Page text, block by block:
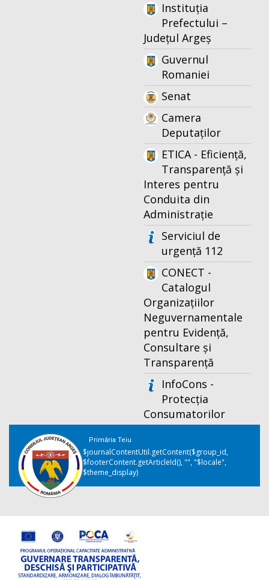
Instituția
Prefectului –
Județul Argeș
Guvernul
Romaniei
Senat
Camera
Deputaților
ETICA - Eficiență,
Transparență și
Interes pentru
Conduita din
Administrație
Serviciul de
urgență 112
CONECT -
Catalogul
Organizațiilor
Neguvernamentale
pentru Evidență,
Consultare și
Transparență
InfoCons -
Protecția
Consumatorilor
Primăria Teiu
$journalContentUtil.getContent($group_id,
$footerContent.getArticleId(), "", "$locale",
$theme_display)